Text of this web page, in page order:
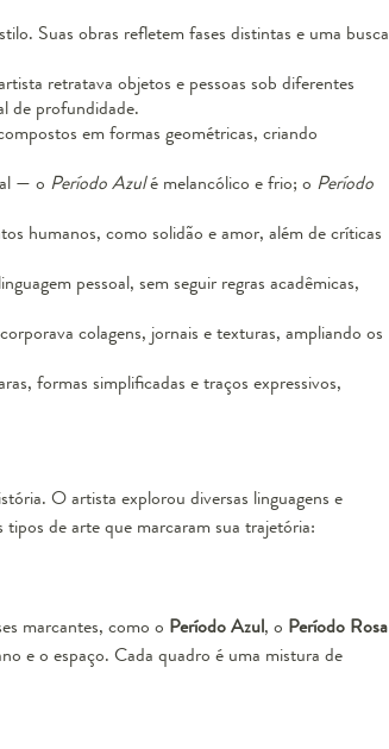
Suas obras refletem fases distintas e uma busca
retratava objetos e pessoas sob diferentes
de profundidade.
em formas geométricas, criando
— o Período Azulé melancólico e frio; o Período
humanos, como solidão e amor, além de críticas
pessoal, sem seguir regras acadêmicas,
colagens, jornais e texturas, ampliando os
formas simplificadas e traços expressivos,
O artista explorou diversas linguagens e
de arte que marcaram sua trajetória:
marcantes, como o Período Azul, o Período Rosa
e o espaço. Cada quadro é uma mistura de